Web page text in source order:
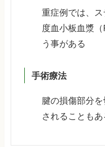
重症例では、
度血小板血漿
う事がある
手術療法
腱の損傷部分
されることもあ